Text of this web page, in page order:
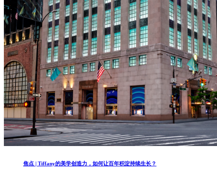
焦点 | Tiffany的美学创造力，如何让百年积淀持续生长？